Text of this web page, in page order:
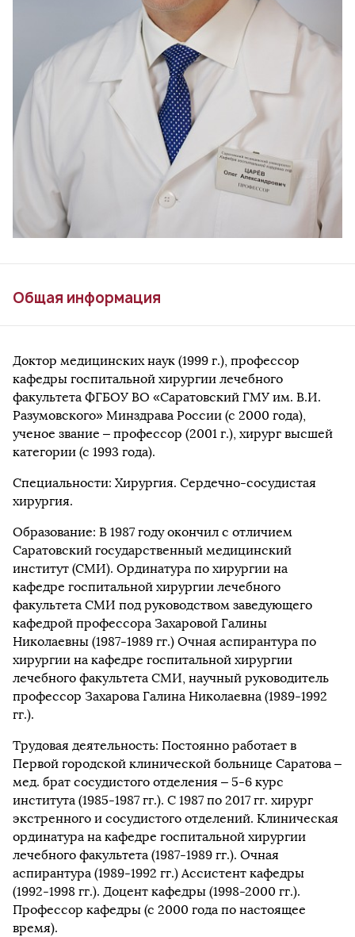
Общая информация
Доктор медицинских наук (1999 г.), профессор
кафедры госпитальной хирургии лечебного
факультета ФГБОУ ВО «Саратовский ГМУ им. В.И.
Разумовского» Минздрава России (с 2000 года),
ученое звание – профессор (2001 г.), хирург высшей
категории (с 1993 года).
Специальности: Хирургия. Сердечно-сосудистая
хирургия.
Образование: В 1987 году окончил с отличием
Саратовский государственный медицинский
институт (СМИ). Ординатура по хирургии на
кафедре госпитальной хирургии лечебного
факультета СМИ под руководством заведующего
кафедрой профессора Захаровой Галины
Николаевны (1987-1989 гг.) Очная аспирантура по
хирургии на кафедре госпитальной хирургии
лечебного факультета СМИ, научный руководитель
профессор Захарова Галина Николаевна (1989-1992
гг.).
Трудовая деятельность: Постоянно работает в
Первой городской клинической больнице Саратова –
мед. брат сосудистого отделения – 5-6 курс
института (1985-1987 гг.). С 1987 по 2017 гг. хирург
экстренного и сосудистого отделений. Клиническая
ординатура на кафедре госпитальной хирургии
лечебного факультета (1987-1989 гг.). Очная
аспирантура (1989-1992 гг.) Ассистент кафедры
(1992-1998 гг.). Доцент кафедры (1998-2000 гг.).
Профессор кафедры (с 2000 года по настоящее
время).